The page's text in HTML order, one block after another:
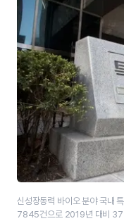
신성장동력 바이오 분야 국내
7845건으로 2019년 대비